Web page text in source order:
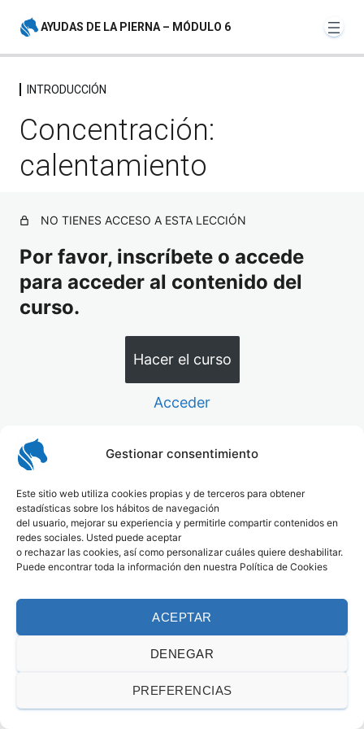
Gestionar consentimiento
Este sitio web utiliza cookies propias y de terceros para obtener
estadísticas sobre los hábitos de navegación
del usuario, mejorar su experiencia y permitirle compartir contenidos en
redes sociales. Usted puede aceptar
o rechazar las cookies, así como personalizar cuáles quiere deshabilitar.
Puede encontrar toda la información den nuestra Política de Cookies
ACEPTAR
DENEGAR
PREFERENCIAS
AYUDAS DE LA PIERNA – MÓDULO 6
INTRODUCCIÓN
Coordinación: imágenes en lugar de movimiento
Respiración y Core
Propiocepción y tapping para caballos
AYUDAS DE LA PIERNA
INTRODUCCIÓN
Concentración:
calentamiento
NO TIENES ACCESO A ESTA LECCIÓN
Por favor, inscríbete o accede
para acceder al contenido del
curso.
Hacer el curso
Acceder